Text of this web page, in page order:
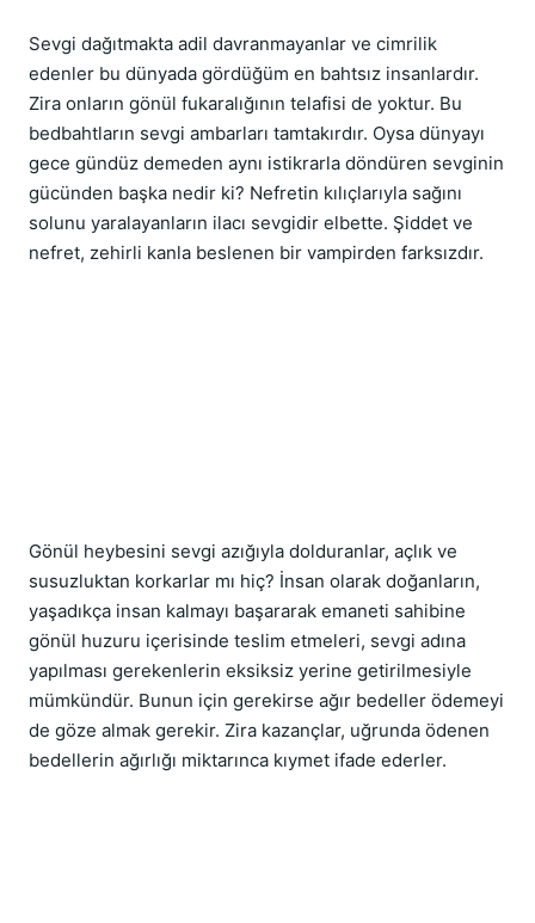
Sevgi dağıtmakta adil davranmayanlar ve cimrilik
edenler bu dünyada gördüğüm en bahtsız insanlardır.
Zira onların gönül fukaralığının telafisi de yoktur. Bu
bedbahtların sevgi ambarları tamtakırdır. Oysa dünyayı
gece gündüz demeden aynı istikrarla döndüren sevginin
gücünden başka nedir ki? Nefretin kılıçlarıyla sağını
solunu yaralayanların ilacı sevgidir elbette. Şiddet ve
nefret, zehirli kanla beslenen bir vampirden farksızdır.
Gönül heybesini sevgi azığıyla dolduranlar, açlık ve
susuzluktan korkarlar mı hiç? İnsan olarak doğanların,
yaşadıkça insan kalmayı başararak emaneti sahibine
gönül huzuru içerisinde teslim etmeleri, sevgi adına
yapılması gerekenlerin eksiksiz yerine getirilmesiyle
mümkündür. Bunun için gerekirse ağır bedeller ödemeyi
de göze almak gerekir. Zira kazançlar, uğrunda ödenen
bedellerin ağırlığı miktarınca kıymet ifade ederler.